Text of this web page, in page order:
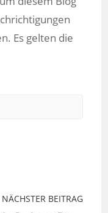
Es gelten die
NÄCHSTER BEITRAG